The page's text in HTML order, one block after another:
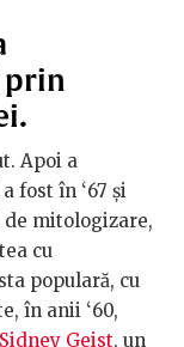
prin
Apoi a
fost în ‘67 și
de mitologizare,
cu
populară, cu
în anii ‘60,
Sidney Geist, un